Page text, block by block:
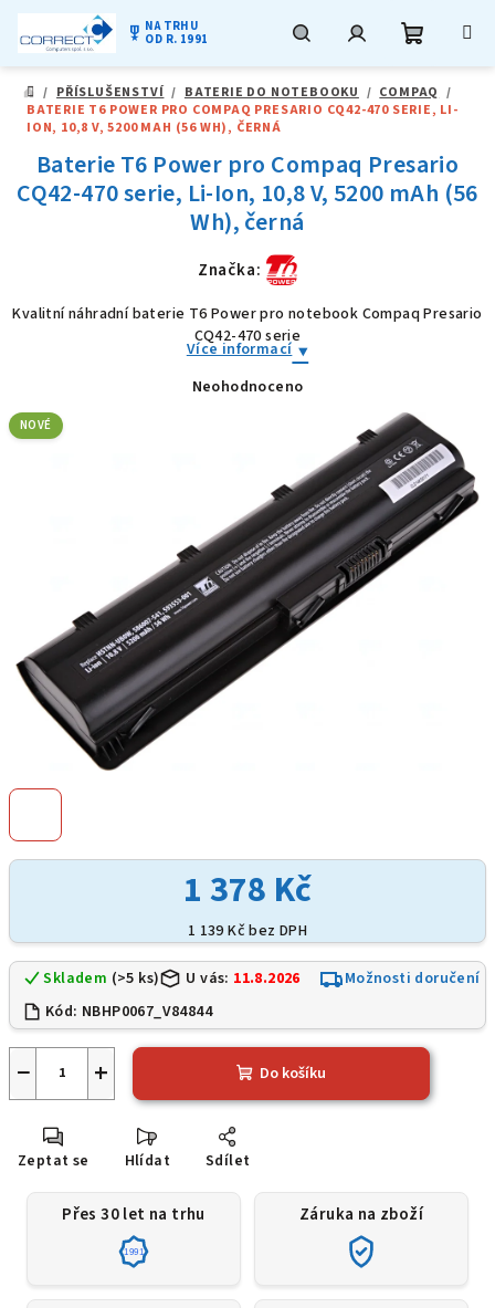
obsah
military_tech NA TRHU
OD R. 1991
DOMŮ
/ PŘÍSLUŠENSTVÍ / BATERIE DO NOTEBOOKU / COMPAQ /
BATERIE T6 POWER PRO COMPAQ PRESARIO CQ42-470 SERIE, LI-
ION, 10,8 V, 5200 MAH (56 WH), ČERNÁ
1 378 Kč
1 139 Kč bez DPH
Skladem (>5 ks) U vás: 11.8.2026
Možnosti doručení
Kód: NBHP0067_V84844
+
− Do košíku
Zeptat se Hlídat Sdílet
Baterie T6 Power pro Compaq Presario
CQ42-470 serie, Li-Ion, 10,8 V, 5200 mAh (56
Wh), černá
Značka:
Kvalitní náhradní baterie T6 Power pro notebook Compaq Presario
CQ42-470 serie
Více informací
Průměrné
hvězdiček.
Neohodnoceno
NOVÉ
Přes 30 let na trhu
1991
Záruka na zboží